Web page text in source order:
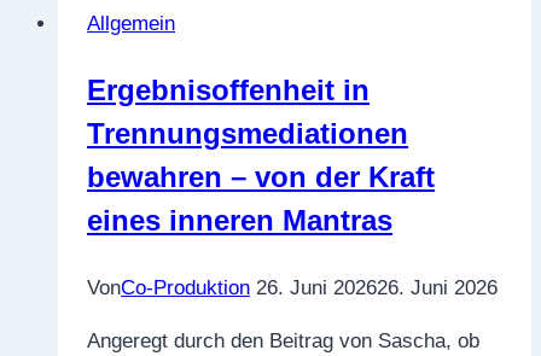
Grund,
warum
Mediation
nicht
kommt
Allgemein
Ergebnisoffenheit in
Trennungsmediationen
bewahren – von der Kraft
eines inneren Mantras
VonCo-Produktion 26. Juni 202626. Juni 2026
Angeregt durch den Beitrag von Sascha, ob